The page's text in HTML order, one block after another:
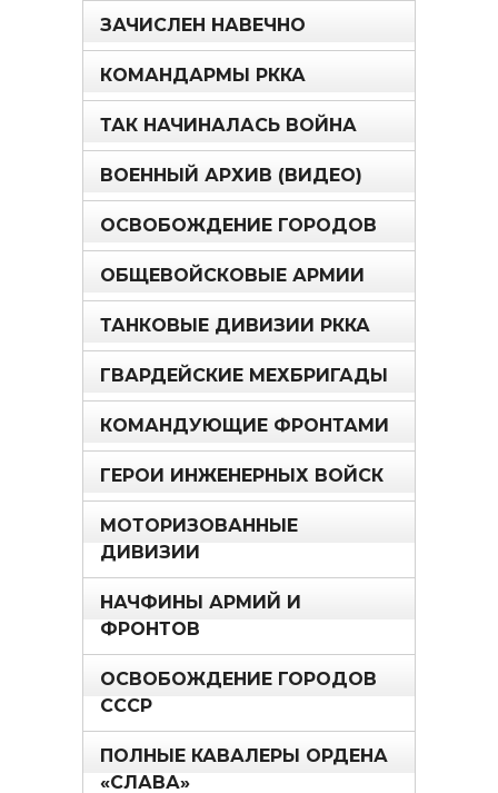
ЗАЧИСЛЕН НАВЕЧНО
КОМАНДАРМЫ РККА
ТАК НАЧИНАЛАСЬ ВОЙНА
ВОЕННЫЙ АРХИВ (ВИДЕО)
ОСВОБОЖДЕНИЕ ГОРОДОВ
ОБЩЕВОЙСКОВЫЕ АРМИИ
ТАНКОВЫЕ ДИВИЗИИ РККА
ГВАРДЕЙСКИЕ МЕХБРИГАДЫ
КОМАНДУЮЩИЕ ФРОНТАМИ
ГЕРОИ ИНЖЕНЕРНЫХ ВОЙСК
МОТОРИЗОВАННЫЕ
ДИВИЗИИ
НАЧФИНЫ АРМИЙ И
ФРОНТОВ
ОСВОБОЖДЕНИЕ ГОРОДОВ
СССР
ПОЛНЫЕ КАВАЛЕРЫ ОРДЕНА
«СЛАВА»